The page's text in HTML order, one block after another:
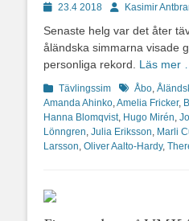
Publicerad
23.4 2018 Författare
Kasimir
Senaste helg var det åter
åländska simmarna visade
personliga rekord. Läs mer
Kategorier
Tävlingssim Etiketter
Åbo,
Amanda Ahinko,Amelia Fricker,
Hanna Blomqvist, Hugo Mirén,
Lönngren, Julia Eriksson, Marli
Larsson, Oliver Aalto-Hardy,